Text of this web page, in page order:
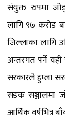
संयुक्त रुपमा
लागि ९७ करोड
जिल्लाका लागि
अन्तरगत पर्ने
सरकारले हुम्ला
सडक सञ्जालमा
आर्थिक वर्षभित्र